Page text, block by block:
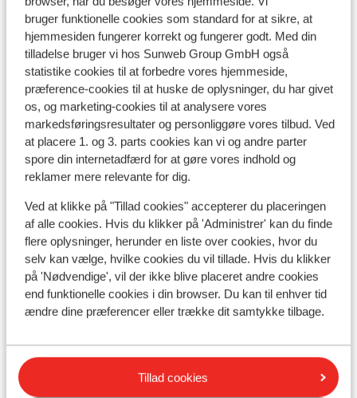
bruger funktionelle cookies som standard for at sikre, at
hjemmesiden fungerer korrekt og fungerer godt. Med din
tilladelse bruger vi hos Sunweb Group GmbH også
statistike cookies til at forbedre vores hjemmeside,
præference-cookies til at huske de oplysninger, du har givet
os, og marketing-cookies til at analysere vores
markedsføringsresultater og personliggøre vores tilbud. Ved
at placere 1. og 3. parts cookies kan vi og andre parter
spore din internetadfærd for at gøre vores indhold og
reklamer mere relevante for dig.
Ved at klikke på "Tillad cookies" accepterer du placeringen
af alle cookies. Hvis du klikker på 'Administrer' kan du finde
flere oplysninger, herunder en liste over cookies, hvor du
selv kan vælge, hvilke cookies du vil tillade. Hvis du klikker
på 'Nødvendige', vil der ikke blive placeret andre cookies
end funktionelle cookies i din browser. Du kan til enhver tid
ændre dine præferencer eller trække dit samtykke tilbage.
Tillad cookies
Avoriaz
Andre overnatningssteder i Avoriaz
SOWELL COLLECTION Hôtel des Dromonts &
Spa
Résidence PV Premium Amara